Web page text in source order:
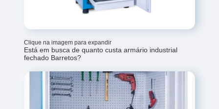
Clique na imagem para expandir
Está em busca de quanto custa armário industrial
fechado Barretos?